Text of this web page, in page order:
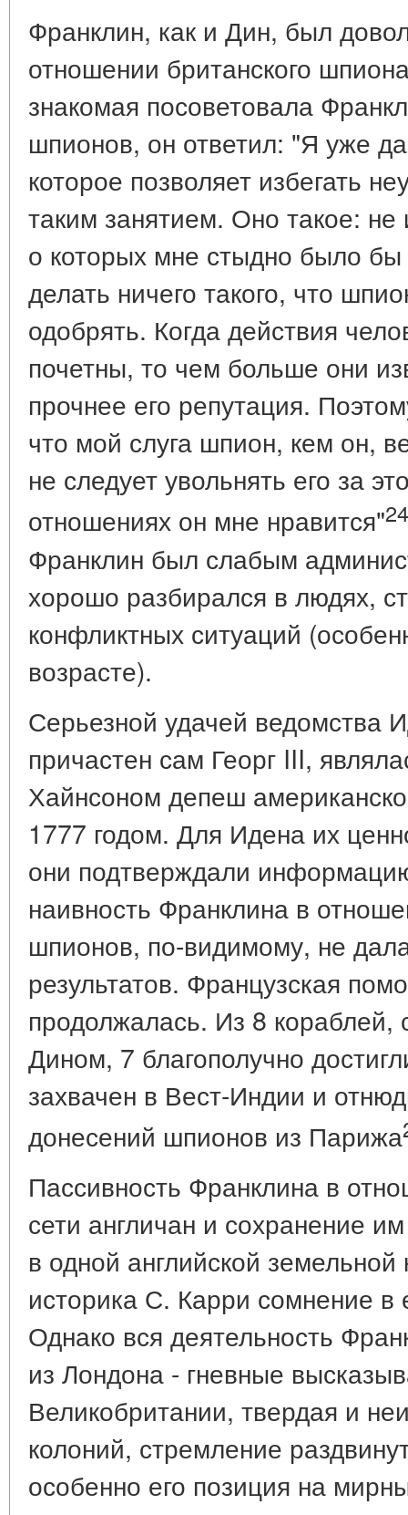
Франклин, как и Дин, был
отношении британского
знакомая посоветовала
шпионов, он ответил: "Я уже
которое позволяет избегать
таким занятием. Оно такое:
о которых мне стыдно было
делать ничего такого, что
одобрять. Когда действия
почетны, то чем больше они
прочнее его репутация.
что мой слуга шпион, кем он,
не следует увольнять его за
отношениях он мне нравится"24
Франклин был слабым
хорошо разбирался в людях,
конфликтных ситуаций
возрасте).
Серьезной удачей ведомства
причастен сам Георг III,
Хайнсоном депеш
1777 годом. Для Идена их
они подтверждали
наивность Франклина в
шпионов, по-видимому, не
результатов. Французская
продолжалась. Из 8
Дином, 7 благополучно
захвачен в Вест-Индии и
донесений шпионов из Парижа
Пассивность Франклина в
сети англичан и сохранение
в одной английской
историка С. Карри сомнение в
Однако вся деятельность
из Лондона - гневные
Великобритании, твердая и
колоний, стремление
особенно его позиция на